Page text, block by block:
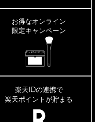
お得なオンライン
限定キャンペーン
楽天IDの連携で
楽天ポイントが貯まる